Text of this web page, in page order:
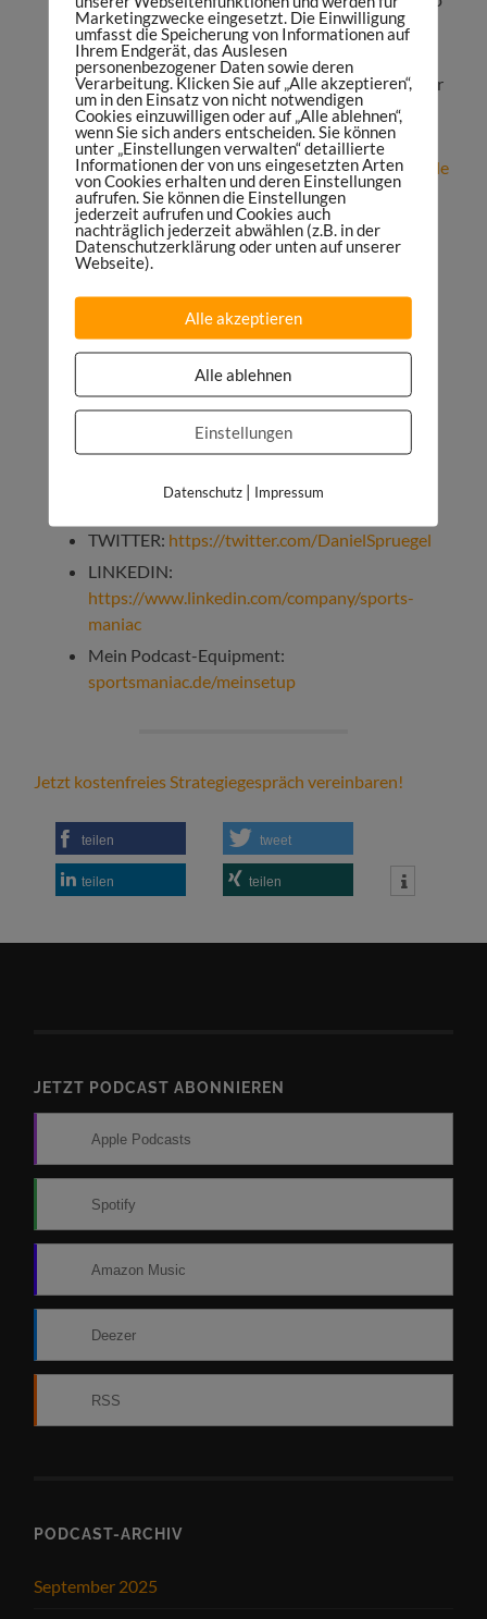
& Voice Content Studio:
https://maniacstudios.com
Du willst einen Podcast starten oder als Partner
im Sports Maniac Podcast werben? Hier
anfragen:danielspruegel.com
Abonniere den Sports Maniac Podcast auf Apple
Podcasts,Google Podcasts,Spotify,Deezer
SoundcloudoderTuneIn
Abonniere das Weekly Update:
sportsmaniac.de/weekly-update
Bewerte den Sports Maniac Podcast:
sportsmaniac.de/bewertung
Kostenfreie Facebook-Gruppe:
https://sportsmaniac.de/community
http://facebook.com/sportsmaniacDE
INSTAGRAM:
TWITTER: https://twitter.com/DanielSpruegel
LINKEDIN:
https://www.linkedin.com/company/sports-
maniac
Mein Podcast-Equipment:
sportsmaniac.de/meinsetup
Jetzt kostenfreies Strategiegespräch vereinbaren!
teilen tweet
teilen teilen
JETZT PODCAST ABONNIEREN
Apple Podcasts
Spotify
Amazon Music
Deezer
RSS
PODCAST-ARCHIV
September 2025
Marketingzwecke eingesetzt. Die Einwilligung
umfasst die Speicherung von Informationen auf
Ihrem Endgerät, das Auslesen
personenbezogener Daten sowie deren
Verarbeitung. Klicken Sie auf „Alle akzeptieren“,
um in den Einsatz von nicht notwendigen
Cookies einzuwilligen oder auf „Alle ablehnen“,
wenn Sie sich anders entscheiden. Sie können
unter „Einstellungen verwalten“ detaillierte
Informationen der von uns eingesetzten Arten
von Cookies erhalten und deren Einstellungen
aufrufen. Sie können die Einstellungen
jederzeit aufrufen und Cookies auch
nachträglich jederzeit abwählen (z.B. in der
Datenschutzerklärung oder unten auf unserer
Webseite).
Alle akzeptieren
Alle ablehnen
Einstellungen
Datenschutz| Impressum